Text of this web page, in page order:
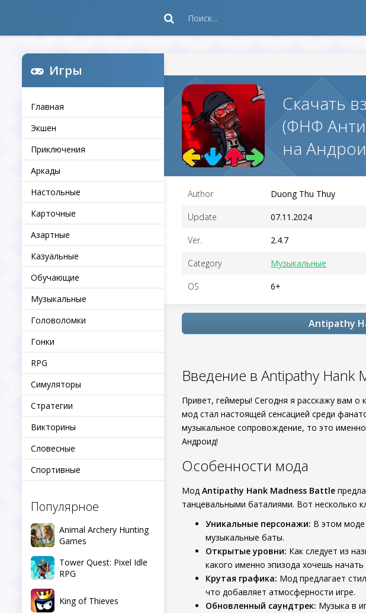
Игры
Главная
Экшен
Приключения
Аркады
Настольные
Карточные
Азартные
Казуальные
Обучающие
Музыкальные
Головоломки
Гонки
RPG
Симуляторы
Стратегии
Викторины
Словесные
Спортивные
Популярное
Animal Archery Hunting
Games
Tower Quest: Pixel Idle
RPG
King of Thieves
Скачать
(ФНФ
на
Author Duong Thu Thuy
Update 07.11.2024
Ver. 2.4.7
Category Музыкальные
OS 6+
Antipathy
Введение в Antipathy Hank
Привет, геймеры! Сегодня я расскажу вам
мод стал настоящей сенсацией среди
музыкальное сопровождение, то это
Андроид!
Особенности мода
Мод Antipathy Hank Madness Battle
танцевальными баталиями. Вот несколько
Уникальные персонажи: В этом моде
музыкальные баты.
Открытые уровни: Как следует из
какого именно эпизода хочешь
Крутая графика: Мод предлагает
что добавляет атмосферности игре.
Обновленный саундтрек: Музыка в